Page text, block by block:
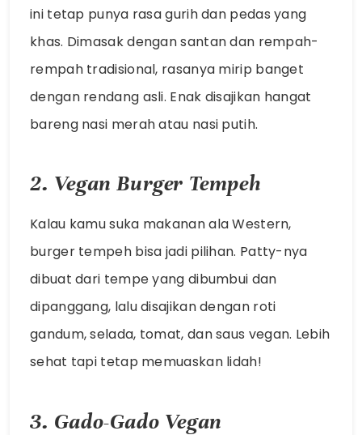
ini tetap punya rasa gurih dan pedas yang
khas. Dimasak dengan santan dan rempah-
rempah tradisional, rasanya mirip banget
dengan rendang asli. Enak disajikan hangat
bareng nasi merah atau nasi putih.
2. Vegan Burger Tempeh
Kalau kamu suka makanan ala Western,
burger tempeh bisa jadi pilihan. Patty-nya
dibuat dari tempe yang dibumbui dan
dipanggang, lalu disajikan dengan roti
gandum, selada, tomat, dan saus vegan. Lebih
sehat tapi tetap memuaskan lidah!
3. Gado-Gado Vegan